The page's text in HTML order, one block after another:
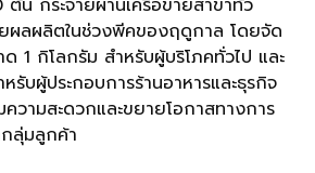
น กระจายผ่านเครือข่ายสาขาทั่ว
ยผลผลิตในช่วงพีคของฤดูกาล โดยจัด
1 กิโลกรัม สำหรับผู้บริโภคทั่วไป และ
รับผู้ประกอบการร้านอาหารและธุรกิจ
ความสะดวกและขยายโอกาสทางการ
ลุ่มลูกค้า